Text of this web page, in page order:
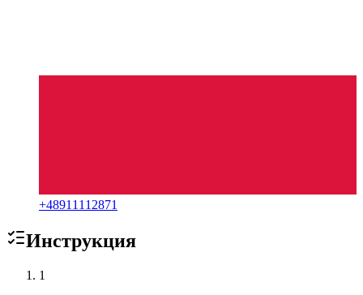
+48911112871
Инструкция
1